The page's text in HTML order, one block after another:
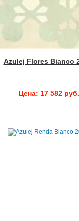
Azulej Flores Bianco
Цена: 17 582 руб.